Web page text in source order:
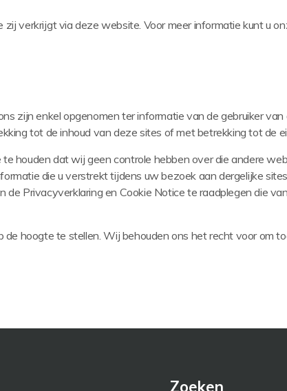
zij verkrijgt via deze website. Voor meer informatie kunt u
zijn enkel opgenomen ter informatie van de gebruiker
tot de inhoud van deze sites of met betrekking tot de
houden dat wij geen controle hebben over die andere
die u verstrekt tijdens uw bezoek aan dergelijke
de Privacyverklaring en Cookie Notice te raadplegen die
de hoogte te stellen. Wij behouden ons het recht voor om
Zoeken